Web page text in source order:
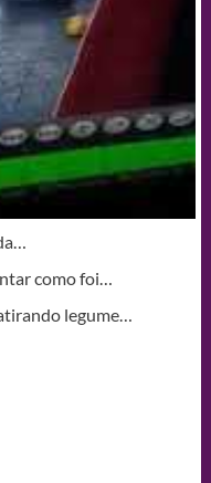
como foi…
legume…